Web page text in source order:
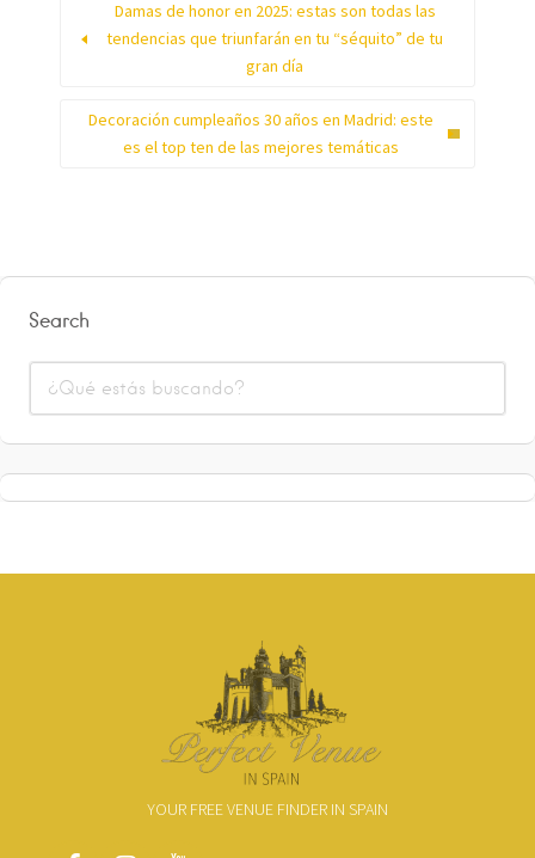
Damas de honor en 2025: estas son todas las
tendencias que triunfarán en tu “séquito” de tu
gran día
Decoración cumpleaños 30 años en Madrid: este
es el top ten de las mejores temáticas
Search
YOUR FREE VENUE FINDER IN SPAIN